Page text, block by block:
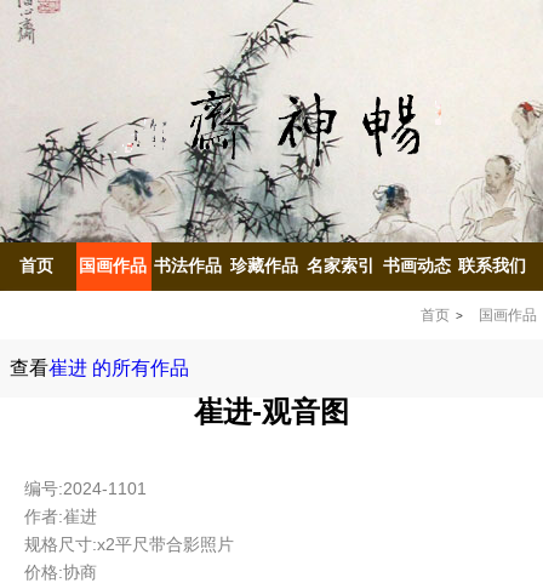
首页 国画作品 书法作品 珍藏作品 名家索引 书画动态 联系我们
首页 国画作品
查看崔进 的所有作品
崔进-观音图
编号:2024-1101
作者:崔进
规格尺寸:x2平尺带合影照片
价格:协商